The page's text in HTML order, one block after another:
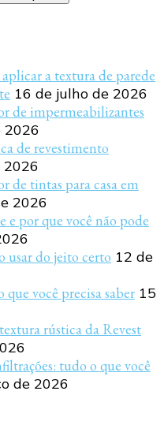
a textura de parede
16 de julho de 2026
de impermeabilizantes
2026
de revestimento
2026
de tintas para casa em
2026
por que você não pode
usar do jeito certo 12 de
você precisa saber 15
rústica da Revest
tudo o que você
de 2026